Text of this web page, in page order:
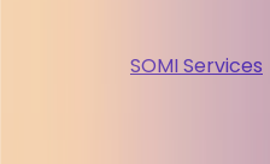
SOMI Services